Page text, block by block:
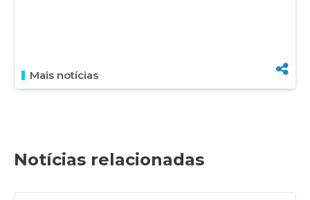
Mais notícias
Notícias relacionadas